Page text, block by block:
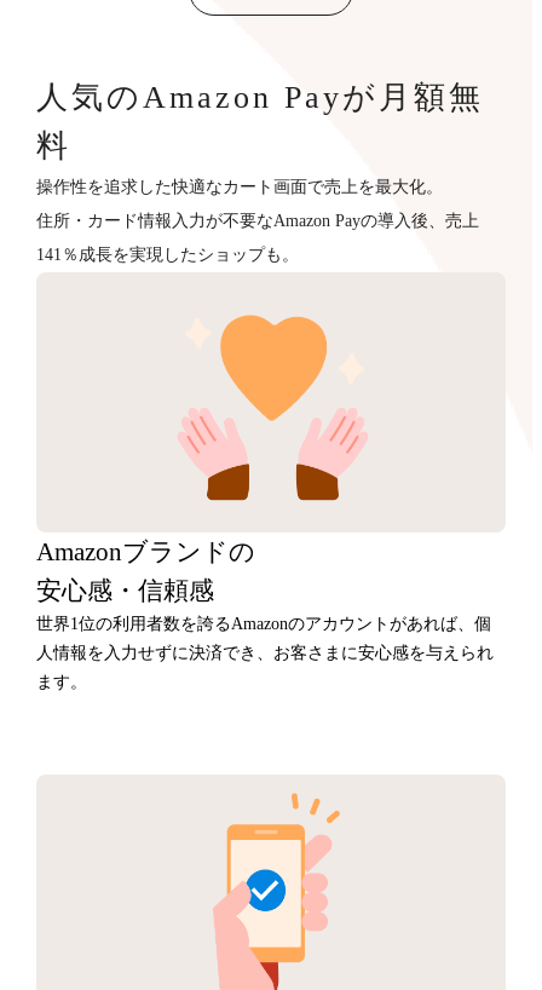
人気のAmazon Payが月額無
料
操作性を追求した快適なカート画面で売上を最大化。
住所・カード情報入力が不要なAmazon Payの導入後、売上
141％成長を実現したショップも。
Amazonブランドの
安心感・信頼感
世界1位の利用者数を誇るAmazonのアカウントがあれば、個
人情報を入力せずに決済でき、お客さまに安心感を与えられ
ます。